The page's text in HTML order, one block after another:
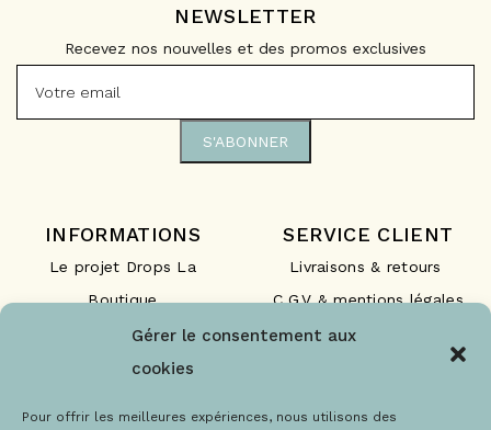
Gérer le consentement aux
cookies
Pour offrir les meilleures expériences, nous utilisons des
INFORMATIONS
Le projet Drops La
Boutique
Nos engagements
Les labels
SERVICE CLIENT
Livraisons & retours
C.G.V & mentions légales
F.A.Q
NEWSLETTER
Recevez nos nouvelles et des promos exclusives